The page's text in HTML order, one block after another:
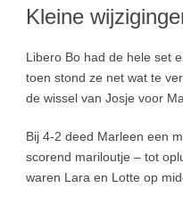
Kleine
Libero Bo had de hele set
toen stond ze net wat te
de wissel van Josje voor
Bij 4-2 deed Marleen een
scorend mariloutje – tot
waren Lara en Lotte op